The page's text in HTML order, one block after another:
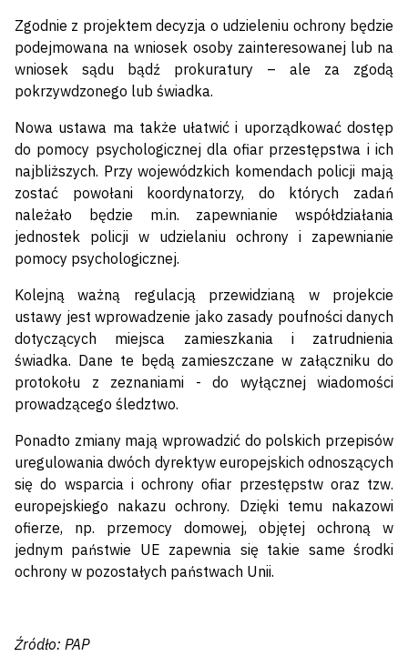
Zgodnie z projektem decyzja o udzieleniu ochrony będzie
podejmowana na wniosek osoby zainteresowanej lub na
wniosek sądu bądź prokuratury – ale za zgodą
pokrzywdzonego lub świadka.
Nowa ustawa ma także ułatwić i uporządkować dostęp
do pomocy psychologicznej dla ofiar przestępstwa i ich
najbliższych. Przy wojewódzkich komendach policji mają
zostać powołani koordynatorzy, do których zadań
należało będzie m.in. zapewnianie współdziałania
jednostek policji w udzielaniu ochrony i zapewnianie
pomocy psychologicznej.
Kolejną ważną regulacją przewidzianą w projekcie
ustawy jest wprowadzenie jako zasady poufności danych
dotyczących miejsca zamieszkania i zatrudnienia
świadka. Dane te będą zamieszczane w załączniku do
protokołu z zeznaniami - do wyłącznej wiadomości
prowadzącego śledztwo.
Ponadto zmiany mają wprowadzić do polskich przepisów
uregulowania dwóch dyrektyw europejskich odnoszących
się do wsparcia i ochrony ofiar przestępstw oraz tzw.
europejskiego nakazu ochrony. Dzięki temu nakazowi
ofierze, np. przemocy domowej, objętej ochroną w
jednym państwie UE zapewnia się takie same środki
ochrony w pozostałych państwach Unii.
Źródło: PAP